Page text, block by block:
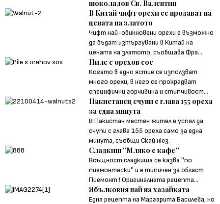
шоколадов Св. Валентин
В Китай чифт орехи се продават на
цената на златото
Чифт най-обикновени орехи е възможно
да бъдат изтъргувани в Китай на
цената на златото, съобщава Фра...
Пиле с орехов сос
Когато в едно ястие се използват
много орехи, в него се прокрадват
специфични горчивина и стипчивост...
Пакистанец счупи с глава 155 ореха
за една минута
В Пакистан местен жител е успял да
счупи с глава 155 ореха само за една
минута, съобщи Скай нюз.
Сладкиш ''Мляко с кафе''
Всъщност сладкиша се казва ''по
пиемонтески'' и е типичен за област
Пиемонт ! Оригиналната рецепта...
Ябълковия пай на хазайката
Една рецепта на Маргарита Василева, но